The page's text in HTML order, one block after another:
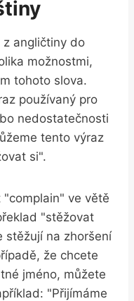
angličtiny do
možnostmi,
tohoto slova.
používaný pro
nedostatečnosti
tento výraz
si".
ve větě
"stěžovat
stěžují na zhoršení
že chcete
jméno, můžete
"Přijímáme